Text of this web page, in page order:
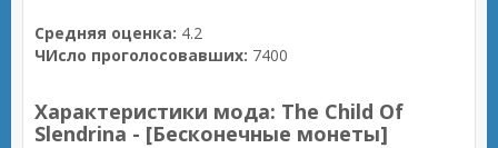
Средняя оценка: 4.2
ЧИсло проголосовавших: 7400
Характеристики мода: The Child Of
Slendrina - [Бесконечные монеты]